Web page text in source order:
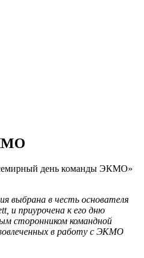
день команды ЭКМО»
выбрана в честь основателя
и приурочена к его дню
сторонником командной
в работу с ЭКМО